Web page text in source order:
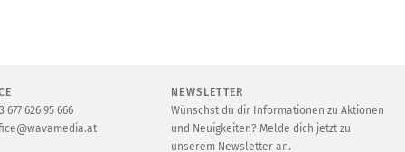
677 626 95 666
NEWSLETTER
Wünschst du dir Informationen zu Aktionen
und Neuigkeiten? Melde dich jetzt zu
unserem Newsletter an.